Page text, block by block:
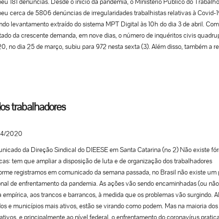
cerca de 5806 denúncias de irregularidades trabalhistas relativas à Covid-
levantamento extraído do sistema MPT Digital às 10h do dia 3 de abril.
da crescente demanda, em nove dias, o número de inquéritos civis
no dia 25 de março, subiu para 972 nesta sexta (3). Além disso, também a
adotadas para garantir a proteção à saúde e à segurança dos trabalhadores e
Entre as recomendações, o MPT no Mato Grosso do Sul emitiu notificações
de transporte urbano de Campo Grande, Dourados, Três Lagoas, Ponta
para recomendar diretrizes de enfrentamento à Covid-19, com o objetivo de
o contágio entre trabalhadores e passageiros do sistema de transporte,
ampliação do serviço para atender profissionais de atividades essenciais,
de Campo Grande. MEDIAÇÕES Para solucionar os conflitos
da crise provocada pelo novo coronavírus, o MPT tem privilegiado os
em consonância com a vocação conciliatória que possui. Até o
trabalhadores
2020
da Direção Sindical do DIEESE em Santa Catarina (nº 2) Não existe
tem que ampliar a disposição de luta e de organização dos trabalhadores
registramos em comunicado da semana passada, no Brasil não existe um
de enfrentamento da pandemia. As ações vão sendo encaminhadas (ou
empírica, aos trancos e barrancos, à medida que os problemas vão surgindo.
e municípios mais ativos, estão se virando como podem. Mas na maioria
e principalmente ao nível federal, o enfrentamento do coronavírus